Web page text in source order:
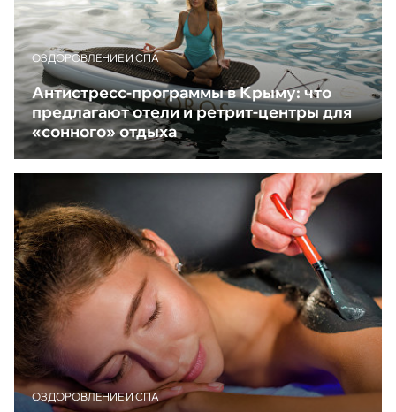
ОЗДОРОВЛЕНИЕ И СПА
Антистресс-программы в Крыму: что
предлагают отели и ретрит-центры для
«сонного» отдыха
ОЗДОРОВЛЕНИЕ И СПА